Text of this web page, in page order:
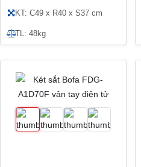
KT: C49 x R40 x S37 cm
TL: 48kg